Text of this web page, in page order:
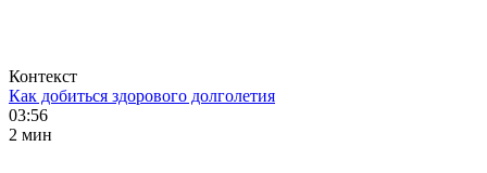
Контекст
Как добиться здорового долголетия
03:56
2 мин